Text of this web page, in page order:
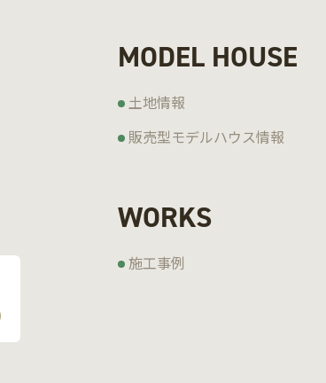
MODEL HOUSE
土地情報
販売型モデルハウス情報
WORKS
施工事例